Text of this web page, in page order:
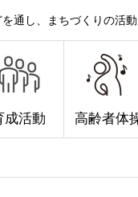
し、まちづくりの活
成活動 高齢者体